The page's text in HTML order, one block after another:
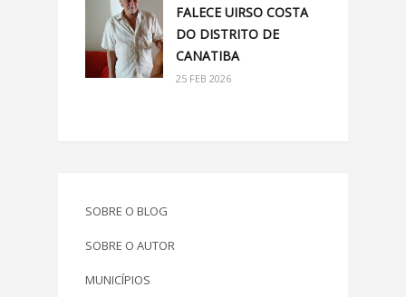
FALECE UIRSO COSTA
DO DISTRITO DE
CANATIBA
25 FEB 2026
SOBRE O BLOG
SOBRE O AUTOR
MUNICÍPIOS